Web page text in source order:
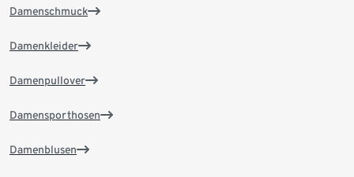
Damenschmuck
Damenkleider
Damenpullover
Damensporthosen
Damenblusen